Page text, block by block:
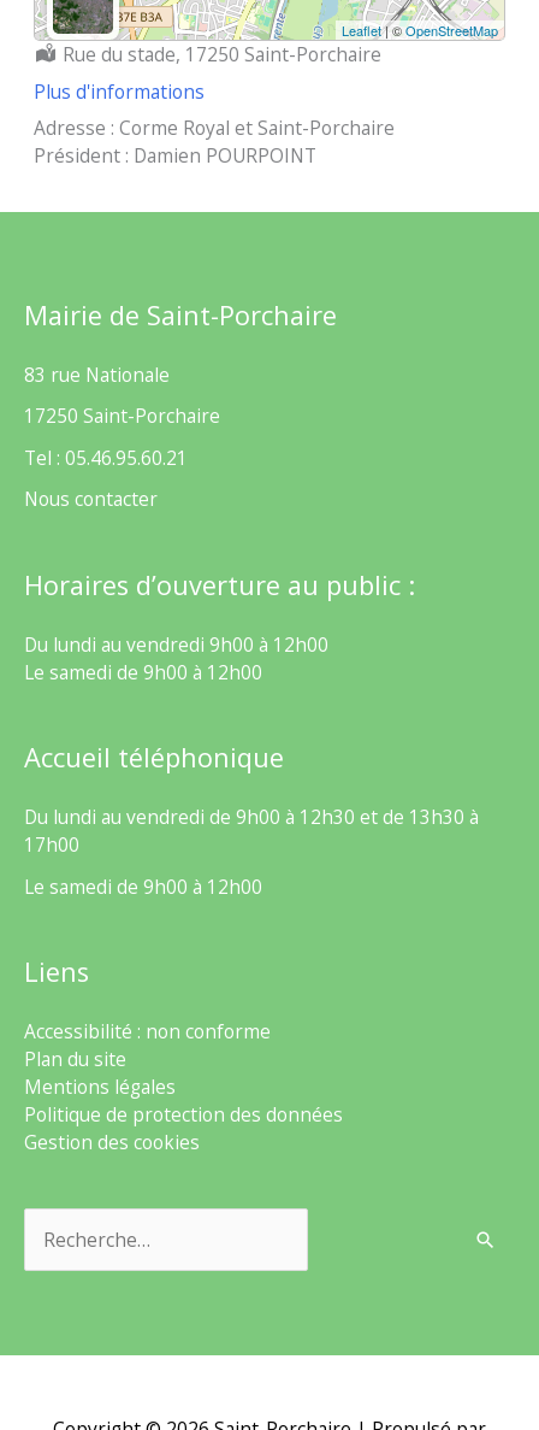
Leaflet| ©OpenStreetMap
Localisation :
Rue du stade, 17250 Saint-Porchaire
Plus d'informations
Adresse : Corme Royal et Saint-Porchaire
Président : Damien POURPOINT
Mairie de Saint-Porchaire
83 rue Nationale
17250 Saint-Porchaire
Tel : 05.46.95.60.21
Nous contacter
Horaires d’ouverture au public :
Du lundi au vendredi 9h00 à 12h00
Le samedi de 9h00 à 12h00
Accueil téléphonique
Du lundi au vendredi de 9h00 à 12h30 et de 13h30 à
17h00
Le samedi de 9h00 à 12h00
Liens
Accessibilité : non conforme
Plan du site
Mentions légales
Politique de protection des données
Gestion des cookies